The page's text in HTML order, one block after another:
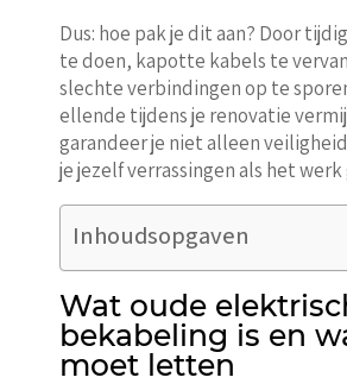
Dus: hoe pak je dit aan? Door
te doen, kapotte kabels te
slechte verbindingen op te
ellende tijdens je renovatie
garandeer je niet alleen
je jezelf verrassingen als het werk
Inhoudsopgaven
Wat oude
bekabeling is en
moet letten